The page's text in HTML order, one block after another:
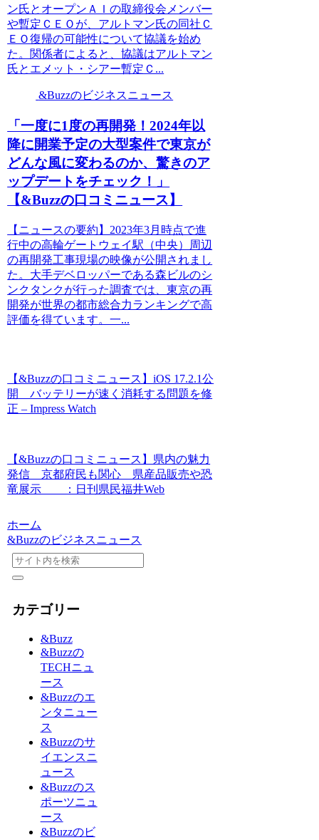
ン氏とオープンＡＩの取締役会メンバー
や暫定ＣＥＯが、アルトマン氏の同社Ｃ
ＥＯ復帰の可能性について協議を始め
た。関係者によると、協議はアルトマン
氏とエメット・シアー暫定Ｃ...
&Buzzのビジネスニュース
「一度に1度の再開発！2024年以
降に開業予定の大型案件で東京が
どんな風に変わるのか、驚きのア
ップデートをチェック！」
【&Buzzの口コミニュース】
【ニュースの要約】2023年3月時点で進
行中の高輪ゲートウェイ駅（中央）周辺
の再開発工事現場の映像が公開されまし
た。大手デベロッパーである森ビルのシ
ンクタンクが行った調査では、東京の再
開発が世界の都市総合力ランキングで高
評価を得ています。一...
【&Buzzの口コミニュース】iOS 17.2.1公
開 バッテリーが速く消耗する問題を修
正 – Impress Watch
【&Buzzの口コミニュース】県内の魅力
発信 京都府民も関心 県産品販売や恐
竜展示 ：日刊県民福井Web
ホーム
&Buzzのビジネスニュース
カテゴリー
&Buzz
&Buzzの
TECHニュ
ース
&Buzzのエ
ンタニュー
ス
&Buzzのサ
イエンスニ
ュース
&Buzzのス
ポーツニュ
ース
&Buzzのビ